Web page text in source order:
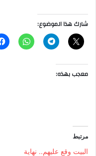
شارك هذا الموضوع:
معجب بهذه:
مرتبط
البيت وقع عليهم.. نهاية